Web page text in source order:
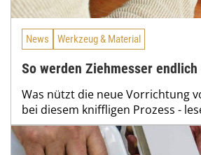
News Werkzeug & Material
So werden Ziehmesser
Was nützt die neue Vorrichtung
bei diesem kniffligen Prozess -